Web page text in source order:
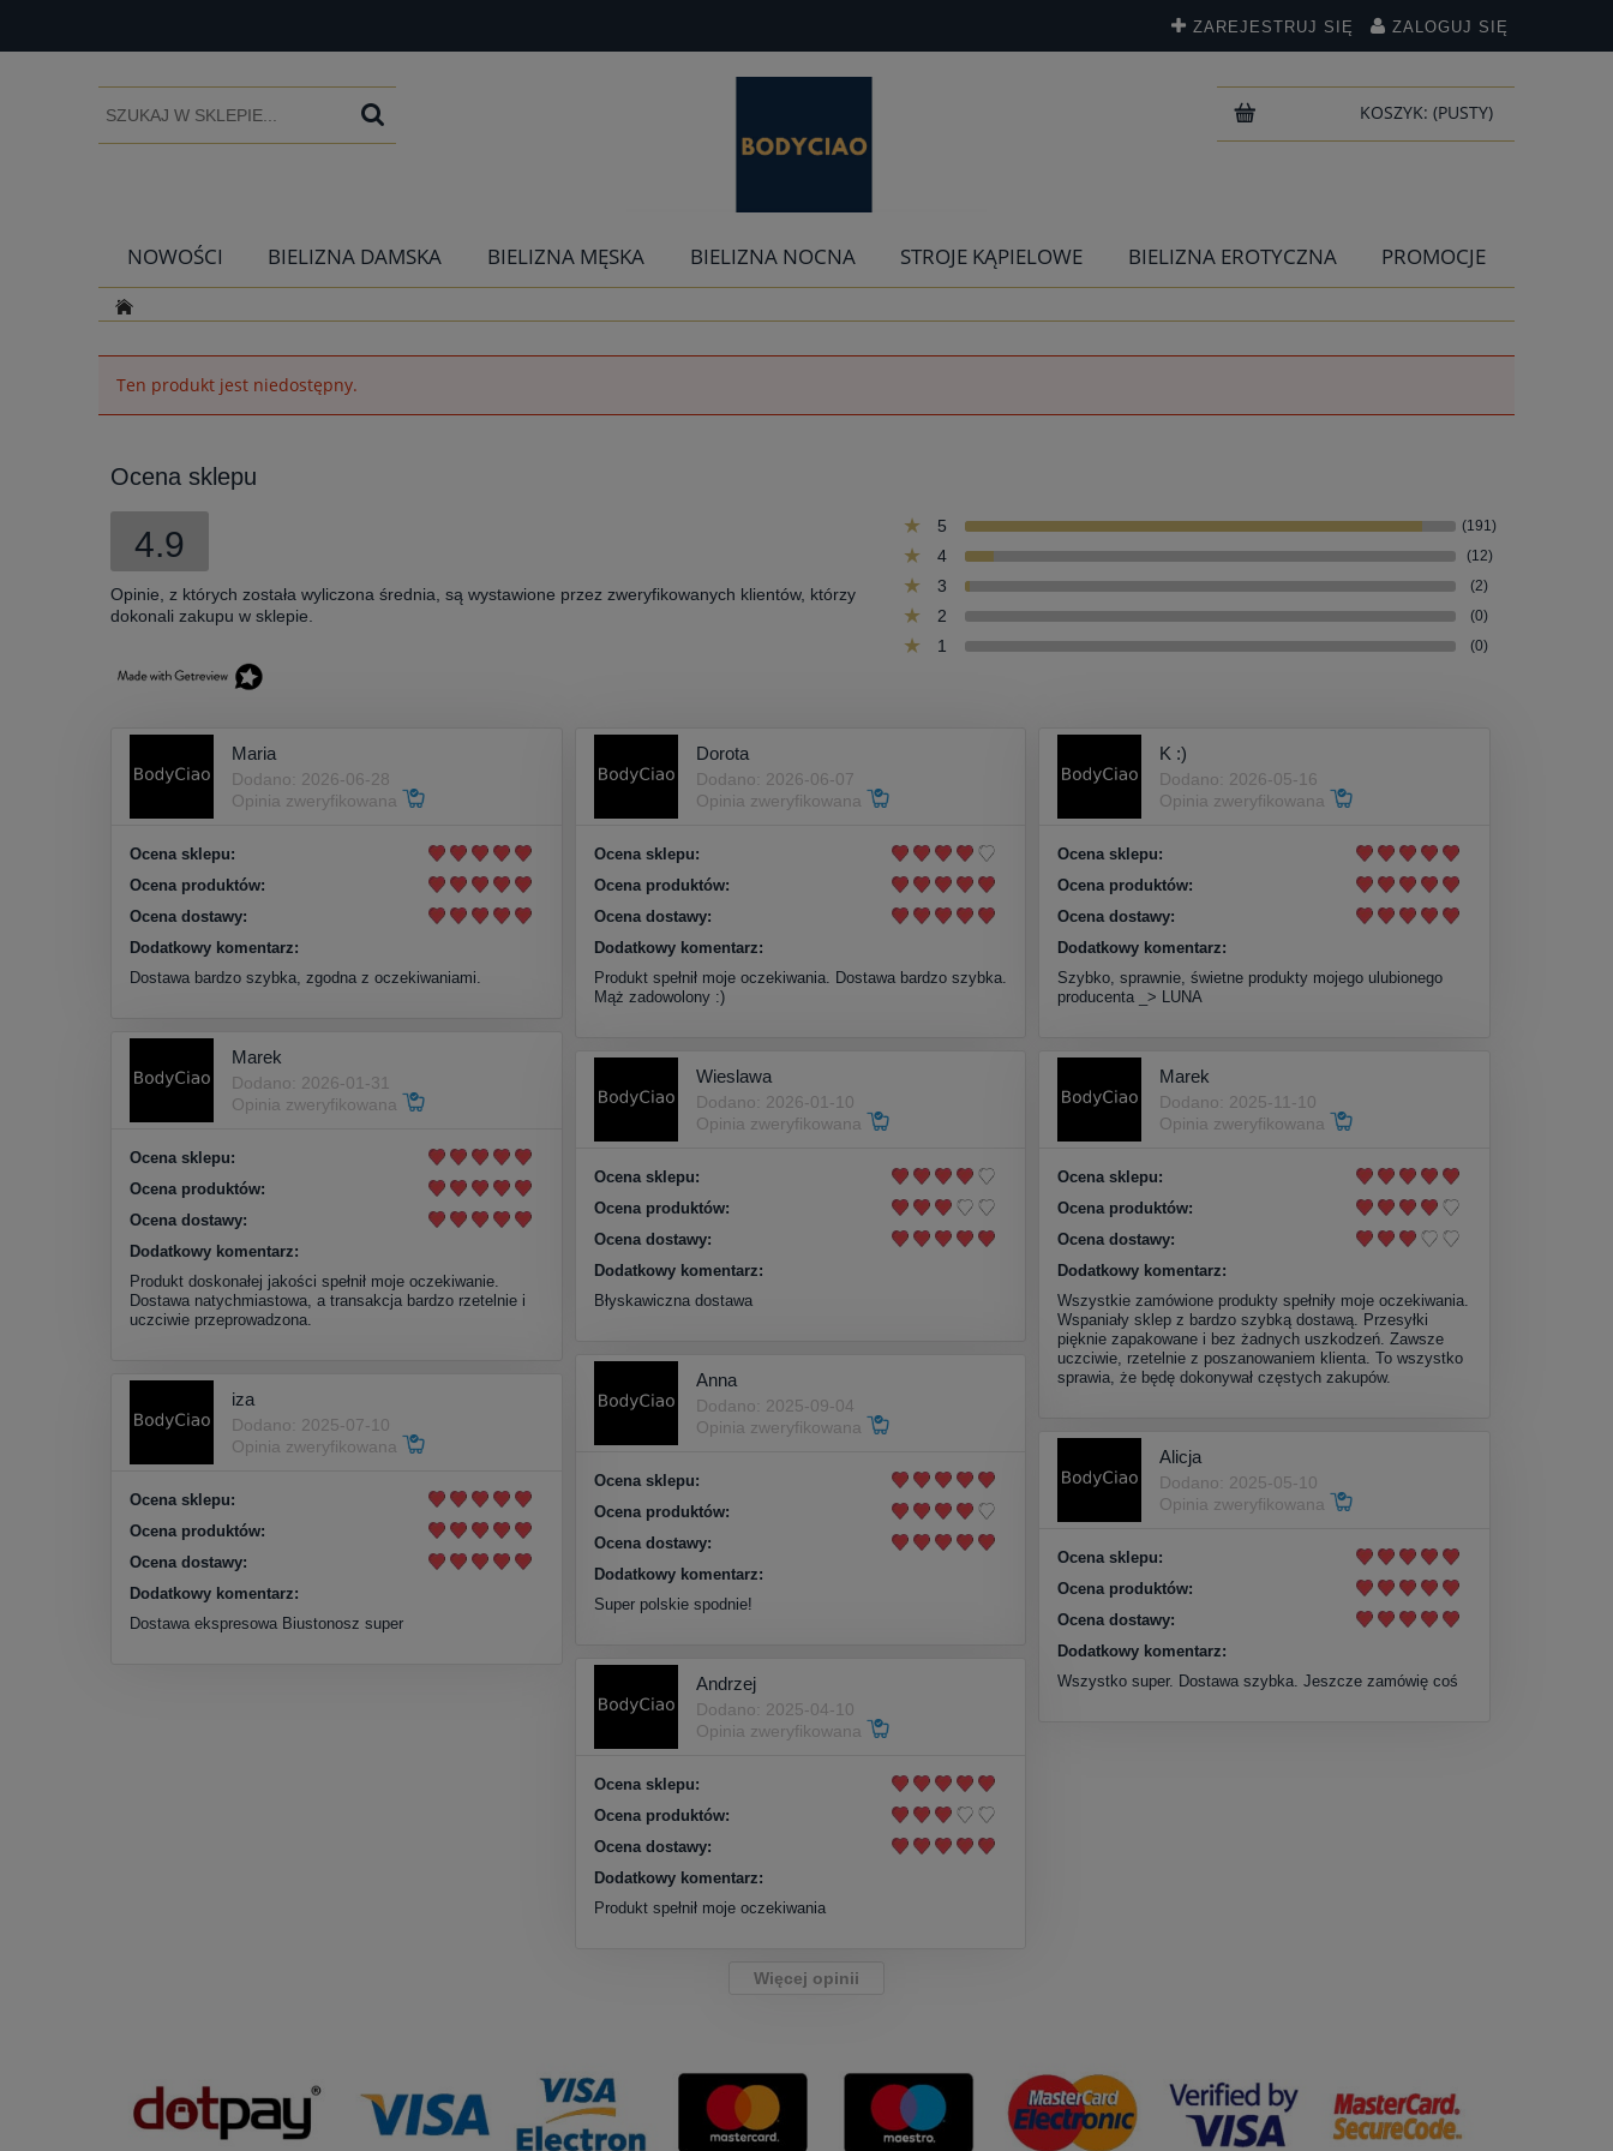
ZAREJESTRUJ SIĘ ZALOGUJ SIĘ
KOSZYK: (PUSTY)
NOWOŚCI BIELIZNA DAMSKA BIELIZNA MĘSKA BIELIZNA NOCNA STROJE KĄPIELOWE BIELIZNA EROTYCZNA PROMOCJE
Ten produkt jest niedostępny.
Ocena sklepu
4.9
Opinie, z których została wyliczona średnia, są wystawione przez zweryfikowanych klientów, którzy
dokonali zakupu w sklepie.
5 (191)
4 (12)
3 (2)
2 (0)
1 (0)
Maria
Dodano: 2026-06-28
Opinia zweryfikowana
Ocena sklepu:
Ocena produktów:
Ocena dostawy:
Dodatkowy komentarz:
Dostawa bardzo szybka, zgodna z oczekiwaniami.
Dorota
Dodano: 2026-06-07
Opinia zweryfikowana
Ocena sklepu:
Ocena produktów:
Ocena dostawy:
Dodatkowy komentarz:
Produkt spełnił moje oczekiwania. Dostawa bardzo szybka.
Mąż zadowolony :)
K :)
Dodano: 2026-05-16
Opinia zweryfikowana
Ocena sklepu:
Ocena produktów:
Ocena dostawy:
Dodatkowy komentarz:
Szybko, sprawnie, świetne produkty mojego ulubionego
producenta _> LUNA
Marek
Dodano: 2026-01-31
Opinia zweryfikowana
Ocena sklepu:
Ocena produktów:
Ocena dostawy:
Dodatkowy komentarz:
Produkt doskonałej jakości spełnił moje oczekiwanie.
Dostawa natychmiastowa, a transakcja bardzo rzetelnie i
uczciwie przeprowadzona.
Wieslawa
Dodano: 2026-01-10
Opinia zweryfikowana
Ocena sklepu:
Ocena produktów:
Ocena dostawy:
Dodatkowy komentarz:
Błyskawiczna dostawa
Marek
Dodano: 2025-11-10
Opinia zweryfikowana
Ocena sklepu:
Ocena produktów:
Ocena dostawy:
Dodatkowy komentarz:
Wszystkie zamówione produkty spełniły moje oczekiwania.
Wspaniały sklep z bardzo szybką dostawą. Przesyłki
pięknie zapakowane i bez żadnych uszkodzeń. Zawsze
uczciwie, rzetelnie z poszanowaniem klienta. To wszystko
sprawia, że będę dokonywał częstych zakupów.
Anna
Dodano: 2025-09-04
Opinia zweryfikowana
Ocena sklepu:
Ocena produktów:
Ocena dostawy:
Dodatkowy komentarz:
Super polskie spodnie!
iza
Dodano: 2025-07-10
Opinia zweryfikowana
Ocena sklepu:
Ocena produktów:
Ocena dostawy:
Dodatkowy komentarz:
Dostawa ekspresowa Biustonosz super
Alicja
Dodano: 2025-05-10
Opinia zweryfikowana
Ocena sklepu:
Ocena produktów:
Ocena dostawy:
Dodatkowy komentarz:
Wszystko super. Dostawa szybka. Jeszcze zamówię coś
Andrzej
Dodano: 2025-04-10
Opinia zweryfikowana
Ocena sklepu:
Ocena produktów:
Ocena dostawy:
Dodatkowy komentarz:
Produkt spełnił moje oczekiwania
Więcej opinii